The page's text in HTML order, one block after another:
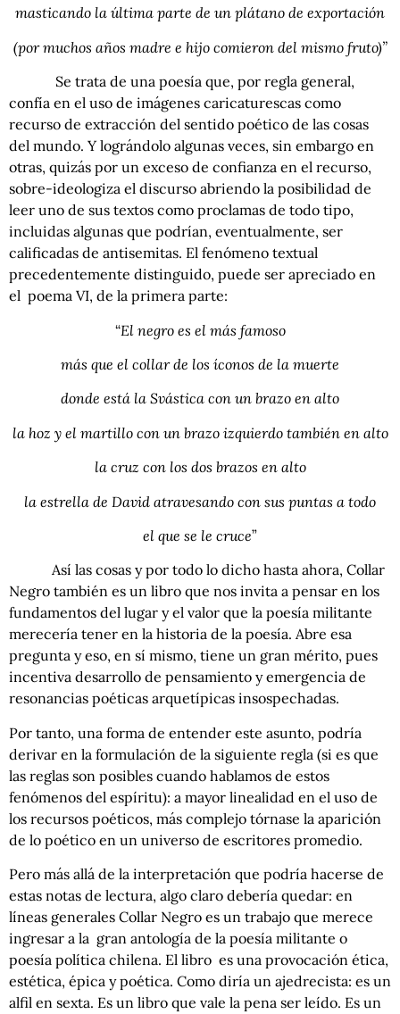
masticando la última parte de un plátano de exportación
(por muchos años madre e hijo comieron del mismo fruto)”
Se trata de una poesía que, por regla general,
confía en el uso de imágenes caricaturescas como
recurso de extracción del sentido poético de las cosas
del mundo. Y lográndolo algunas veces, sin embargo en
otras, quizás por un exceso de confianza en el recurso,
sobre-ideologiza el discurso abriendo la posibilidad de
leer uno de sus textos como proclamas de todo tipo,
incluidas algunas que podrían, eventualmente, ser
calificadas de antisemitas. El fenómeno textual
precedentemente distinguido, puede ser apreciado en
el poema VI, de la primera parte:
“El negro es el más famoso
más que el collar de los íconos de la muerte
donde está la Svástica con un brazo en alto
la hoz y el martillo con un brazo izquierdo también en alto
la cruz con los dos brazos en alto
la estrella de David atravesando con sus puntas a todo
el que se le cruce”
Así las cosas y por todo lo dicho hasta ahora, Collar
Negro también es un libro que nos invita a pensar en los
fundamentos del lugar y el valor que la poesía militante
merecería tener en la historia de la poesía. Abre esa
pregunta y eso, en sí mismo, tiene un gran mérito, pues
incentiva desarrollo de pensamiento y emergencia de
resonancias poéticas arquetípicas insospechadas.
Por tanto, una forma de entender este asunto, podría
derivar en la formulación de la siguiente regla (si es que
las reglas son posibles cuando hablamos de estos
fenómenos del espíritu): a mayor linealidad en el uso de
los recursos poéticos, más complejo tórnase la aparición
de lo poético en un universo de escritores promedio.
Pero más allá de la interpretación que podría hacerse de
estas notas de lectura, algo claro debería quedar: en
líneas generales Collar Negro es un trabajo que merece
ingresar a la gran antología de la poesía militante o
poesía política chilena. El libro es una provocación ética,
estética, épica y poética. Como diría un ajedrecista: es un
alfil en sexta. Es un libro que vale la pena ser leído. Es un